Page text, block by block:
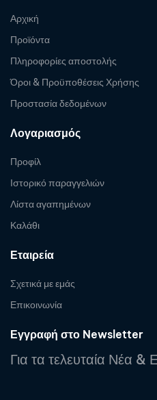
Αρχική
Προϊόντα
Πληροφορίες αποστολής
Όροι & Προϋποθέσεις Χρήσης
Προστασία δεδομένων
Λογαριασμός
Προφίλ
Ιστορικό παραγγελιών
Λίστα αγαπημένων
Καλάθι
Εταιρεία
Σχετικά με εμάς
Επικοινωνία
Εγγραφή στο Newsletter
Για τα τελευταία Νέα &